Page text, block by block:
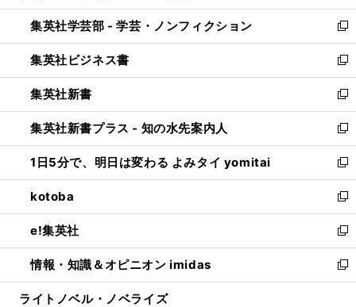
開
く
ウ
で
開
く
ン
ド
ウ
で
開
く
ウ
ィ
ン
ド
ウ
で
開
く
集英社学芸部 - 学芸・ノンフィクション
新
し
い
ウ
ィ
ン
ド
ウ
で
開
く
集英社ビジネス書
新
し
い
ウ
ィ
ン
ド
ウ
で
開
く
集英社新書
新
し
い
ウ
ィ
ン
ド
ウ
で
開
く
集英社新書プラス - 知の水先案内人
新
し
い
ウ
ィ
ン
ド
ウ
で
開
1日5分で、明日は変わる よみタイ yomitai
新
し
い
ウ
ィ
ン
ド
ウ
kotoba
新
し
い
ウ
ィ
ン
e!集英社
新
し
い
ウ
情報・知識＆オピニオン imidas
新
し
ライトノベル・ノベライズ